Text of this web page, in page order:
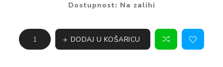
Dostupnost: Na zalihi
DODAJ U KOŠARICU